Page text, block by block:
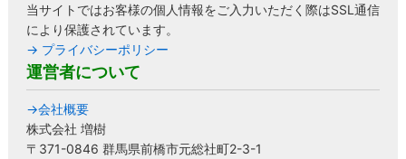
当サイトではお客様の個人情報をご入力いただく際はSSL通信
により保護されています。
→ プライバシーポリシー
運営者について
→会社概要
株式会社 増樹
〒371-0846 群馬県前橋市元総社町2-3-1